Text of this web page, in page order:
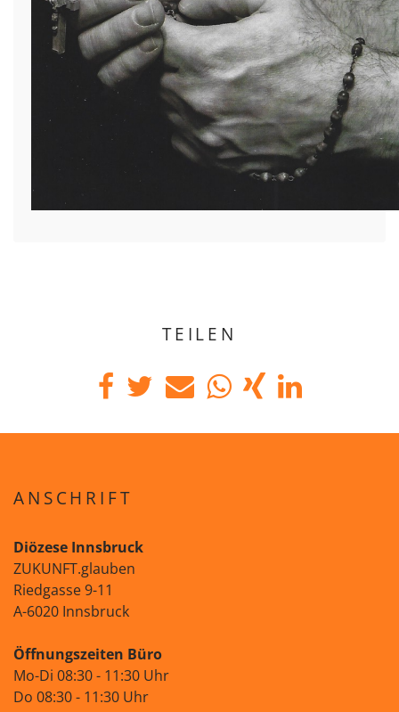
TEILEN
ANSCHRIFT
Diözese Innsbruck
ZUKUNFT.glauben
Riedgasse 9-11
A-6020 Innsbruck
Öffnungszeiten Büro
Mo-Di 08:30 - 11:30 Uhr
Do 08:30 - 11:30 Uhr